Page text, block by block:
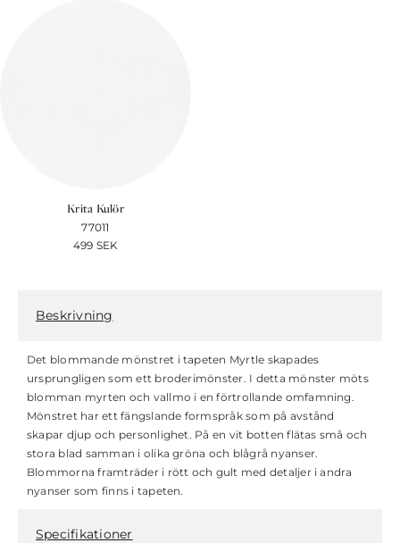
Krita Kulör
77011
499 SEK
Beskrivning
Det blommande mönstret i tapeten Myrtle skapades
ursprungligen som ett broderimönster. I detta mönster möts
blomman myrten och vallmo i en förtrollande omfamning.
Mönstret har ett fängslande formspråk som på avstånd
skapar djup och personlighet. På en vit botten flätas små och
stora blad samman i olika gröna och blågrå nyanser.
Blommorna framträder i rött och gult med detaljer i andra
nyanser som finns i tapeten.
Specifikationer